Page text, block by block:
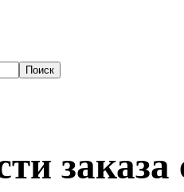
заказа